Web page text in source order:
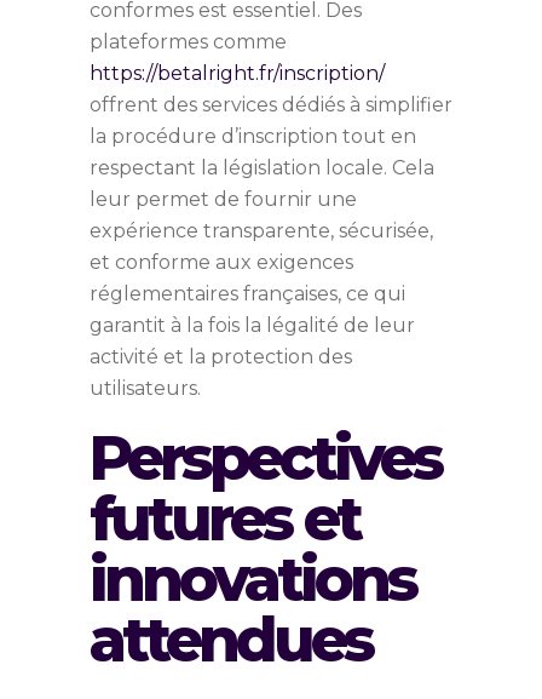
conformes est essentiel. Des
plateformes comme
https://betalright.fr/inscription/
offrent des services dédiés à simplifier
la procédure d’inscription tout en
respectant la législation locale. Cela
leur permet de fournir une
expérience transparente, sécurisée,
et conforme aux exigences
réglementaires françaises, ce qui
garantit à la fois la légalité de leur
activité et la protection des
utilisateurs.
Perspectives
futures et
innovations
attendues